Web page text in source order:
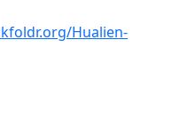
Hualien-